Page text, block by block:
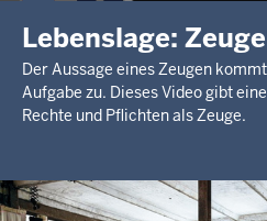
Lebenslage: Zeuge
Der Aussage eines Zeugen
Aufgabe zu. Dieses Video gibt
Rechte und Pflichten als Zeuge.